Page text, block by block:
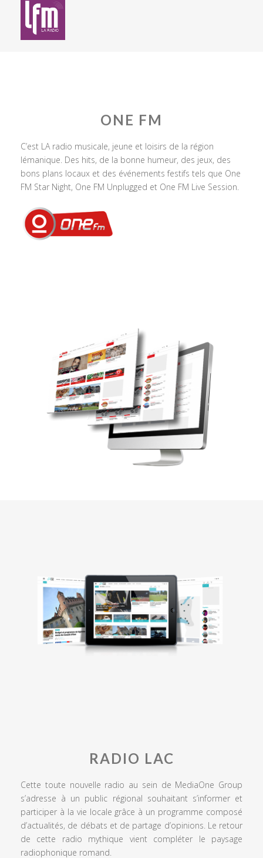
ONE FM
C’est LA radio musicale, jeune et loisirs de la région
lémanique. Des hits, de la bonne humeur, des jeux, des
bons plans locaux et des événements festifs tels que One
FM Star Night, One FM Unplugged et One FM Live Session.
RADIO LAC
Cette toute nouvelle radio au sein de MediaOne Group
s’adresse à un public régional souhaitant s’informer et
participer à la vie locale grâce à un programme composé
d’actualités, de débats et de partage d’opinions. Le retour
de cette radio mythique vient compléter le paysage
radiophonique romand.